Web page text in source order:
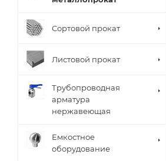
Сортовой прокат
Листовой прокат
Трубопроводная
арматура
нержавеющая
Емкостное
оборудование